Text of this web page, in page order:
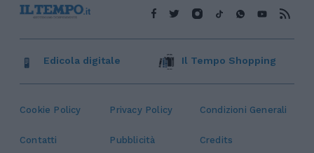
Cookie Policy Privacy Policy Condizioni Generali
Contatti Pubblicità
Credits
Edicola digitale Il Tempo Shopping